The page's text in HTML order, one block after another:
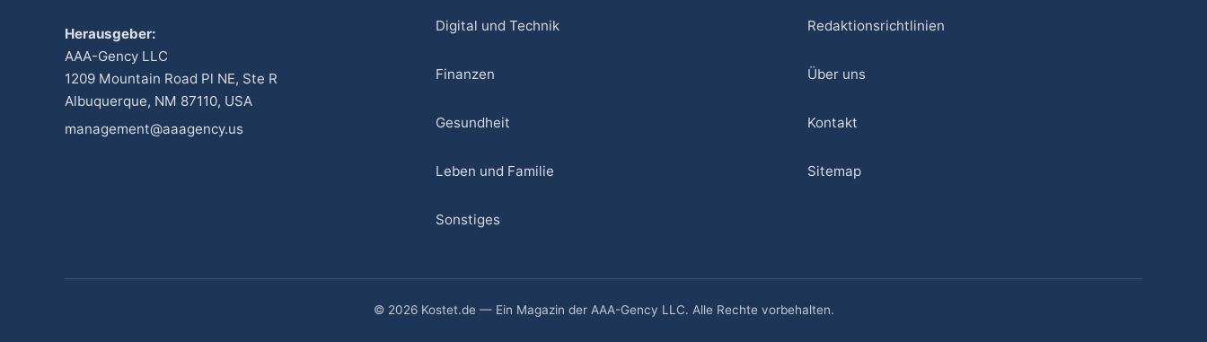
Herausgeber:
AAA-Gency LLC
1209 Mountain Road Pl NE, Ste R
Albuquerque, NM 87110, USA
management@aaagency.us
Digital und Technik
Finanzen
Gesundheit
Leben und Familie
Sonstiges
Redaktionsrichtlinien
Über uns
Kontakt
Sitemap
© 2026 Kostet.de — Ein Magazin der AAA-Gency LLC. Alle Rechte vorbehalten.